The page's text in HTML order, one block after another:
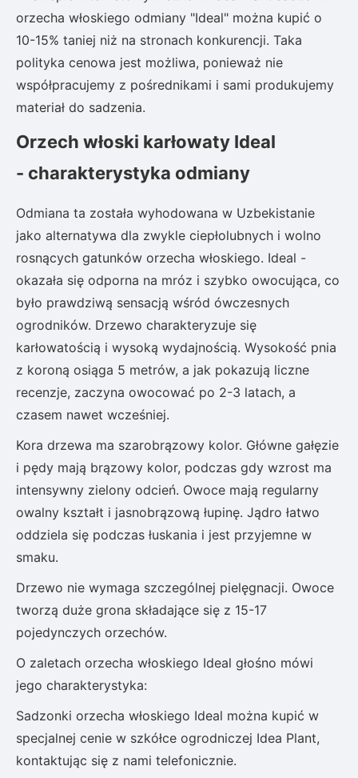
orzecha włoskiego odmiany "Ideal" można kupić o
10-15% taniej niż na stronach konkurencji. Taka
polityka cenowa jest możliwa, ponieważ nie
współpracujemy z pośrednikami i sami produkujemy
materiał do sadzenia.
Orzech włoski karłowaty Ideal
- charakterystyka odmiany
Odmiana ta została wyhodowana w Uzbekistanie
jako alternatywa dla zwykle ciepłolubnych i wolno
rosnących gatunków orzecha włoskiego. Ideal -
okazała się odporna na mróz i szybko owocująca, co
było prawdziwą sensacją wśród ówczesnych
ogrodników. Drzewo charakteryzuje się
karłowatością i wysoką wydajnością. Wysokość pnia
z koroną osiąga 5 metrów, a jak pokazują liczne
recenzje, zaczyna owocować po 2-3 latach, a
czasem nawet wcześniej.
Kora drzewa ma szarobrązowy kolor. Główne gałęzie
i pędy mają brązowy kolor, podczas gdy wzrost ma
intensywny zielony odcień. Owoce mają regularny
owalny kształt i jasnobrązową łupinę. Jądro łatwo
oddziela się podczas łuskania i jest przyjemne w
smaku.
Drzewo nie wymaga szczególnej pielęgnacji. Owoce
tworzą duże grona składające się z 15-17
pojedynczych orzechów.
O zaletach orzecha włoskiego Ideal głośno mówi
jego charakterystyka:
Sadzonki orzecha włoskiego Ideal można kupić w
specjalnej cenie w szkółce ogrodniczej Idea Plant,
kontaktując się z nami telefonicznie.